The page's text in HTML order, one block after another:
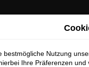
bestmögliche Nutzung
Ihre Präferenzen